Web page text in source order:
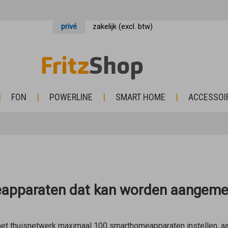
privé zakelijk (excl. btw)
FON POWERLINE SMART HOME
dat kan worden
thuisnetwerk maximaal 100 smarthomeapparaten instellen,